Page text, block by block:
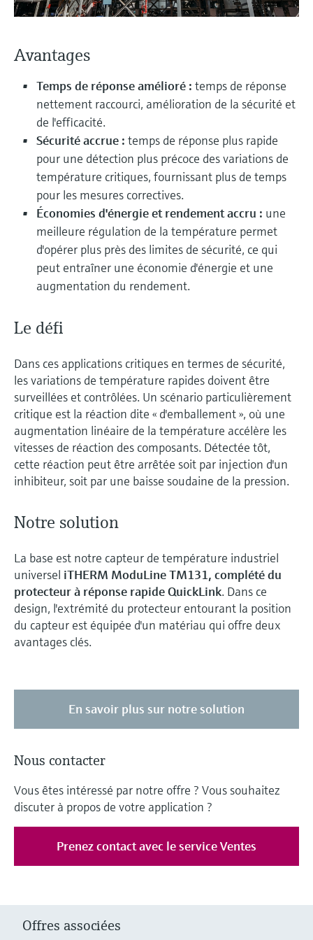
l'application
Trouver des informations et de la
Recherche de pièces détachées
Trouvez la bonne pièce de rechange en
tapant la racine/le code du produit et
accédez aux données spécifiques, vues
éclatées et notices de montage des appareils
pour un remplacement/réparation rapide.
micro-ondes
Mesure du niveau par la pression
Voir tous
Analyseurs de dureté, fer, etc.
Photomètres de process
Mesure par transmission de micro-
ondes
Technologie Memosens
Voir tous
décisionnels
Avantages
Temps de réponse amélioré : temps de réponse
nettement raccourci, amélioration de la sécurité et
de l'efficacité.
Sécurité accrue : temps de réponse plus rapide
pour une détection plus précoce des variations de
température critiques, fournissant plus de temps
pour les mesures correctives.
Économies d'énergie et rendement accru : une
meilleure régulation de la température permet
d'opérer plus près des limites de sécurité, ce qui
peut entraîner une économie d'énergie et une
augmentation du rendement.
Le défi
Dans ces applications critiques en termes de sécurité,
les variations de température rapides doivent être
surveillées et contrôlées. Un scénario particulièrement
critique est la réaction dite « d'emballement », où une
augmentation linéaire de la température accélère les
vitesses de réaction des composants. Détectée tôt,
cette réaction peut être arrêtée soit par injection d'un
inhibiteur, soit par une baisse soudaine de la pression.
Notre solution
La base est notre capteur de température industriel
universel iTHERM ModuLine TM131, complété du
protecteur à réponse rapide QuickLink. Dans ce
design, l'extrémité du protecteur entourant la position
du capteur est équipée d'un matériau qui offre deux
avantages clés.
En savoir plus sur notre solution
Nous contacter
Vous êtes intéressé par notre offre ? Vous souhaitez
discuter à propos de votre application ?
Prenez contact avec le service Ventes
Offres associées